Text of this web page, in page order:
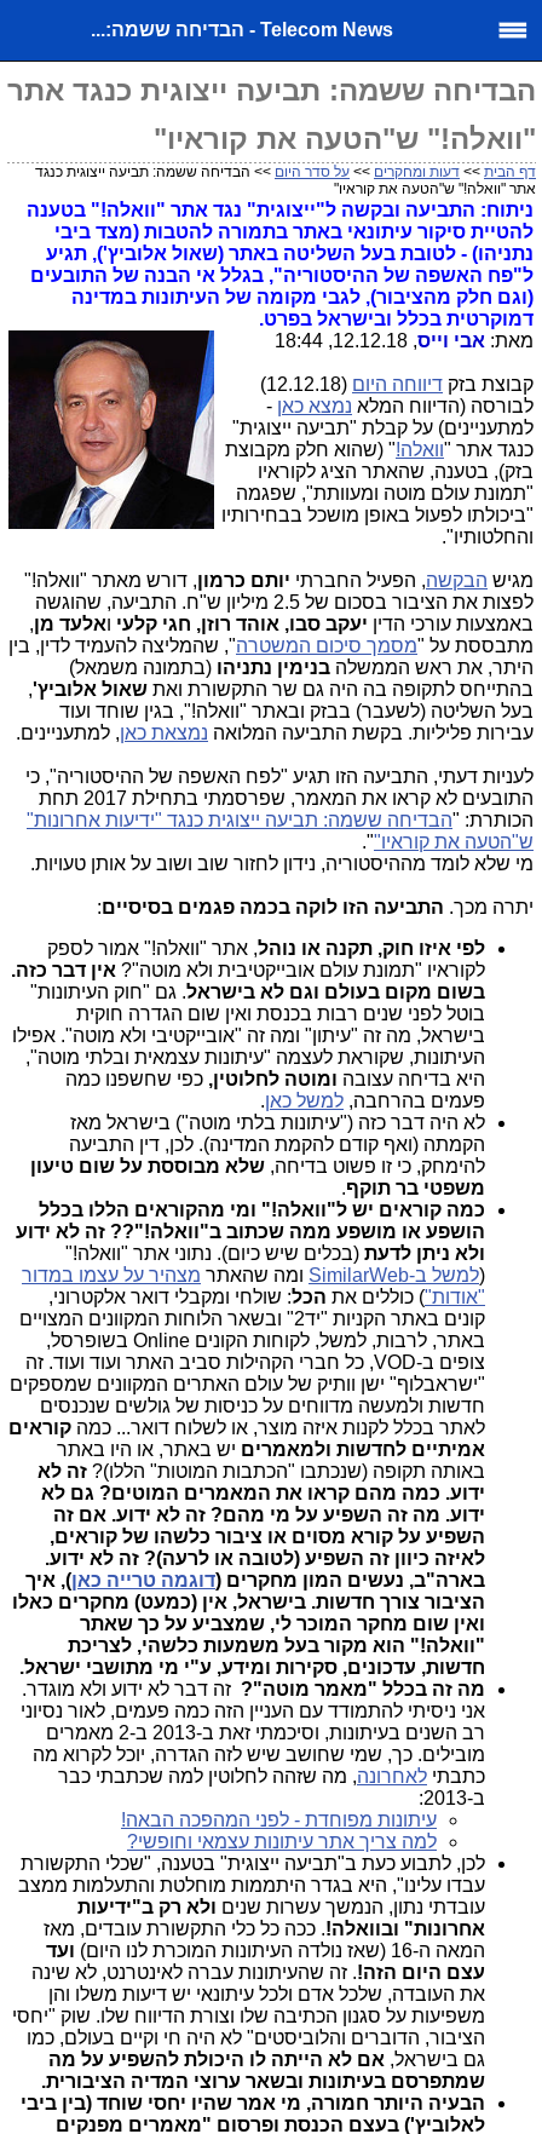
Telecom News - הבדיחה ששמה:...
הבדיחה ששמה: תביעה ייצוגית כנגד אתר
"וואלה!" ש"הטעה את קוראיו"
דף הבית >> דעות ומחקרים >> על סדר היום >> הבדיחה ששמה: תביעה ייצוגית כנגד
אתר "וואלה!" ש"הטעה את קוראיו"
ניתוח: התביעה ובקשה ל"ייצוגית" נגד אתר "וואלה!" בטענה
להטיית סיקור עיתונאי באתר בתמורה להטבות (מצד ביבי
נתניהו) - לטובת בעל השליטה באתר (שאול אלוביץ'), תגיע
ל"פח האשפה של ההיסטוריה", בגלל אי הבנה של התובעים
(וגם חלק מהציבור), לגבי מקומה של העיתונות במדינה
דמוקרטית בכלל ובישראל בפרט.
מאת: אבי וייס, 12.12.18, 18:44
קבוצת בזק דיווחה היום
(12.12.18)
לבורסה (הדיווח המלא נמצא כאן -
למתעניינים) על קבלת "תביעה ייצוגית"
כנגד אתר "וואלה!" (שהוא חלק מקבוצת
בזק), בטענה, שהאתר הציג לקוראיו
"תמונת עולם מוטה ומעוותת", שפגמה
"ביכולתו לפעול באופן מושכל בבחירותיו
והחלטותיו".
מגיש הבקשה, הפעיל החברתי יותם כרמון, דורש מאתר "וואלה!"
לפצות את הציבור בסכום של 2.5 מיליון ש"ח. התביעה, שהוגשה
באמצעות עורכי הדין יעקב סבו, אוהד רוזן, חגי קלעי ואלעד מן,
מתבססת על "מסמך סיכום המשטרה", שהמליצה להעמיד לדין, בין
היתר, את ראש הממשלה בנימין נתניהו (בתמונה משמאל)
בהתייחס לתקופה בה היה גם שר התקשורת ואת שאול אלוביץ',
בעל השליטה (לשעבר) בבזק ובאתר "וואלה!", בגין שוחד ועוד
עבירות פליליות. בקשת התביעה המלואה נמצאת כאן, למתעניינים.
לעניות דעתי, התביעה הזו תגיע "לפח האשפה של ההיסטוריה", כי
התובעים לא קראו את המאמר, שפרסמתי בתחילת 2017 תחת
הכותרת: "הבדיחה ששמה: תביעה ייצוגית כנגד "ידיעות אחרונות"
ש"הטעה את קוראיו"".
מי שלא לומד מההיסטוריה, נידון לחזור שוב ושוב על אותן טעויות.
יתרה מכך. התביעה הזו לוקה בכמה פגמים בסיסיים:
לפי איזו חוק, תקנה או נוהל, אתר "וואלה!" אמור לספק
לקוראיו "תמונת עולם אובייקטיבית ולא מוטה"? אין דבר כזה.
בשום מקום בעולם וגם לא בישראל. גם "חוק העיתונות"
בוטל לפני שנים רבות בכנסת ואין שום הגדרה חוקית
בישראל, מה זה "עיתון" ומה זה "אובייקטיבי ולא מוטה". אפילו
העיתונות, שקוראת לעצמה "עיתונות עצמאית ובלתי מוטה",
היא בדיחה עצובה ומוטה לחלוטין, כפי שחשפנו כמה
פעמים בהרחבה, למשל כאן.
לא היה דבר כזה ("עיתונות בלתי מוטה") בישראל מאז
הקמתה (ואף קודם להקמת המדינה). לכן, דין התביעה
להימחק, כי זו פשוט בדיחה, שלא מבוססת על שום טיעון
משפטי בר תוקף.
כמה קוראים יש ל"וואלה!" ומי מהקוראים הללו בכלל
הושפע או מושפע ממה שכתוב ב"וואלה!"?? זה לא ידוע
ולא ניתן לדעת (בכלים שיש כיום). נתוני אתר "וואלה!"
(למשל ב-SimilarWeb ומה שהאתר מצהיר על עצמו במדור
"אודות") כוללים את הכל: שולחי ומקבלי דואר אלקטרוני,
קונים באתר הקניות "יד2" ובשאר הלוחות המקוונים המצויים
באתר, לרבות, למשל, לקוחות הקונים Online בשופרסל,
צופים ב-VOD, כל חברי הקהילות סביב האתר ועוד ועוד. זה
"ישראבלוף" ישן וותיק של עולם האתרים המקוונים שמספקים
חדשות ולמעשה מדווחים על כניסות של גולשים שנכנסים
לאתר בכלל לקנות איזה מוצר, או לשלוח דואר... כמה קוראים
אמיתיים לחדשות ולמאמרים יש באתר, או היו באתר
באותה תקופה (שנכתבו "הכתבות המוטות" הללו)? זה לא
ידוע. כמה מהם קראו את המאמרים המוטים? גם לא
ידוע. מה זה השפיע על מי מהם? זה לא ידוע. אם זה
השפיע על קורא מסוים או ציבור כלשהו של קוראים,
לאיזה כיוון זה השפיע (לטובה או לרעה)? זה לא ידוע.
בארה"ב, נעשים המון מחקרים (דוגמה טרייה כאן), איך
הציבור צורך חדשות. בישראל, אין (כמעט) מחקרים כאלו
ואין שום מחקר המוכר לי, שמצביע על כך שאתר
"וואלה!" הוא מקור בעל משמעות כלשהי, לצריכת
חדשות, עדכונים, סקירות ומידע, ע"י מי מתושבי ישראל.
מה זה בכלל "מאמר מוטה"? זה דבר לא ידוע ולא מוגדר.
אני ניסיתי להתמודד עם העניין הזה כמה פעמים, לאור נסיוני
רב השנים בעיתונות, וסיכמתי זאת ב-2013 ב-2 מאמרים
מובילים. כך, שמי שחושב שיש לזה הגדרה, יוכל לקרוא מה
כתבתי לאחרונה, מה שזהה לחלוטין למה שכתבתי כבר
ב-2013:
עיתונות מפוחדת - לפני המהפכה הבאה!
למה צריך אתר עיתונות עצמאי וחופשי?
לכן, לתבוע כעת ב"תביעה ייצוגית" בטענה, "שכלי התקשורת
עבדו עלינו", היא בגדר היתממות מוחלטת והתעלמות ממצב
עובדתי נתון, הנמשך עשרות שנים ולא רק ב"ידיעות
אחרונות" ובוואלה!. ככה כל כלי התקשורת עובדים, מאז
המאה ה-16 (שאז נולדה העיתונות המוכרת לנו היום)
ועד
עצם היום הזה!. זה שהעיתונות עברה לאינטרנט, לא שינה
את העובדה, שלכל אדם ולכל עיתונאי יש דיעות משלו והן
משפיעות על סגנון הכתיבה שלו וצורת הדיווח שלו. שוק "יחסי
הציבור, הדוברים והלוביסטים" לא היה חי וקיים בעולם, כמו
גם בישראל, אם לא הייתה לו היכולת להשפיע על מה
שמתפרסם בעיתונות ובשאר ערוצי המדיה הציבורית.
הבעיה היותר חמורה, מי אמר שהיו יחסי שוחד (בין ביבי
לאלוביץ') בעצם הכנסת ופרסום "מאמרים מפנקים